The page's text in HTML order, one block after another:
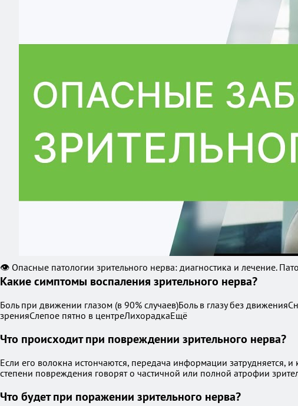
👁 Опасные патологии зрительного нерва: диагностика и лечение.
Какие симптомы воспаления зрительного нерва?
Боль при движении глазом (в 90% случаев)Боль в глазу без
зренияСлепое пятно в центреЛихорадкаЕщё
Что происходит при повреждении зрительного нерва?
Если его волокна истончаются, передача информации затрудняется,
степени повреждения говорят о частичной или полной атрофии
Что будет при поражении зрительного нерва?